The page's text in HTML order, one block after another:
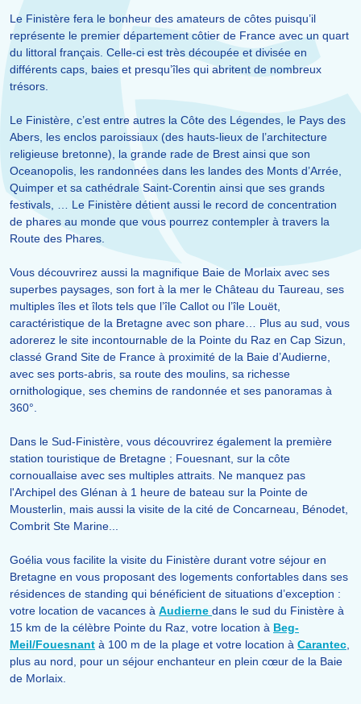
Le Finistère fera le bonheur des amateurs de côtes puisqu’il
représente le premier département côtier de France avec un quart
du littoral français. Celle-ci est très découpée et divisée en
différents caps, baies et presqu’îles qui abritent de nombreux
trésors.
Le Finistère, c’est entre autres la Côte des Légendes, le Pays des
Abers, les enclos paroissiaux (des hauts-lieux de l’architecture
religieuse bretonne), la grande rade de Brest ainsi que son
Oceanopolis, les randonnées dans les landes des Monts d’Arrée,
Quimper et sa cathédrale Saint-Corentin ainsi que ses grands
festivals, … Le Finistère détient aussi le record de concentration
de phares au monde que vous pourrez contempler à travers la
Route des Phares.
Vous découvrirez aussi la magnifique Baie de Morlaix avec ses
superbes paysages, son fort à la mer le Château du Taureau, ses
multiples îles et îlots tels que l’île Callot ou l’île Louët,
caractéristique de la Bretagne avec son phare… Plus au sud, vous
adorerez le site incontournable de la Pointe du Raz en Cap Sizun,
classé Grand Site de France à proximité de la Baie d’Audierne,
avec ses ports-abris, sa route des moulins, sa richesse
ornithologique, ses chemins de randonnée et ses panoramas à
360°.
Dans le Sud-Finistère, vous découvrirez également la première
station touristique de Bretagne ; Fouesnant, sur la côte
cornouallaise avec ses multiples attraits. Ne manquez pas
l'Archipel des Glénan à 1 heure de bateau sur la Pointe de
Mousterlin, mais aussi la visite de la cité de Concarneau, Bénodet,
Combrit Ste Marine...
Goélia vous facilite la visite du Finistère durant votre séjour en
Bretagne en vous proposant des logements confortables dans ses
résidences de standing qui bénéficient de situations d’exception :
votre location de vacances à Audierne dans le sud du Finistère à
15 km de la célèbre Pointe du Raz, votre location à Beg-
Meil/Fouesnant à 100 m de la plage et votre location à Carantec
plus au nord, pour un séjour enchanteur en plein cœur de la Baie
de Morlaix.